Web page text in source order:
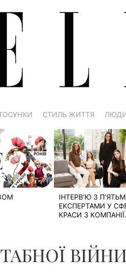
СТИЛЬ ЖИТТЯ
ІНТЕРВ’Ю З
ЕКСПЕРТАМИ У
КРАСИ З